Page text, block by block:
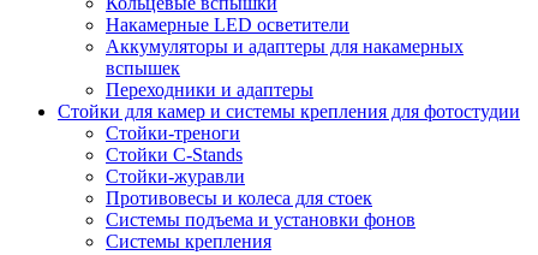
Накамерные LED осветители
Аккумуляторы и адаптеры для накамерных
вспышек
Переходники и адаптеры
Стойки для камер и системы крепления для фотостудии
Стойки-треноги
Стойки C-Stands
Стойки-журавли
Противовесы и колеса для стоек
Системы подъема и установки фонов
Системы крепления